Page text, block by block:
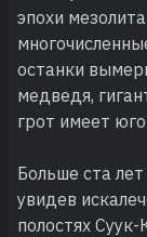
эпохи
останки
медведя,
грот имеет
Больше ста
увидев
полостях